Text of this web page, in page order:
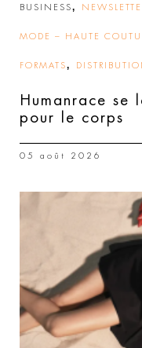
BUSINESS,
MODE – HAUTE
FORMATS,
Humanrace se
pour le corps
05 août 2026